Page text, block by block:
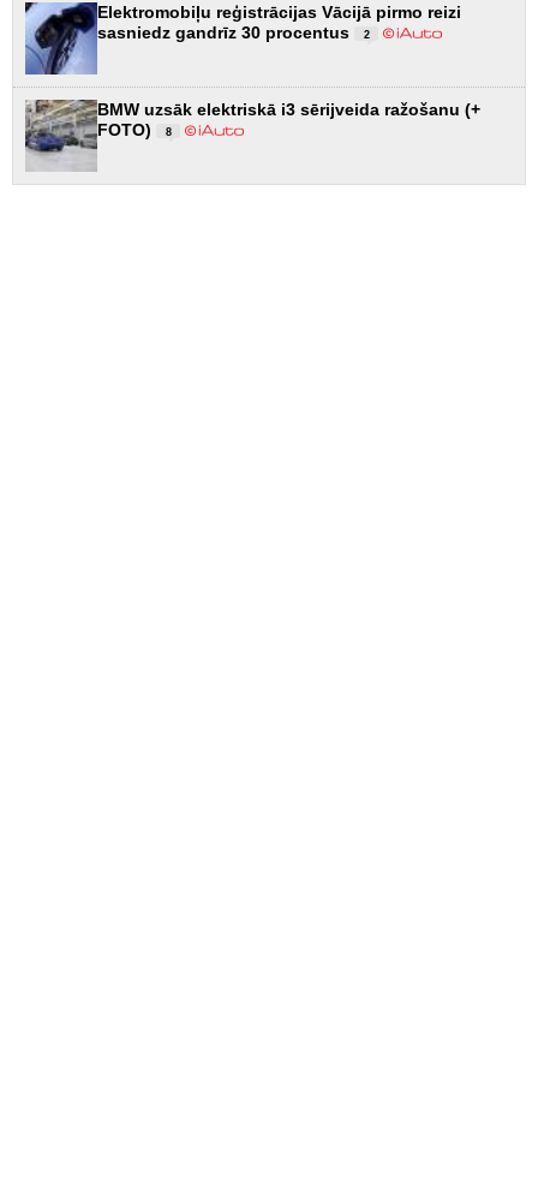
Elektromobiļu reģistrācijas Vācijā pirmo reizi
sasniedz gandrīz 30 procentus
2
BMW uzsāk elektriskā i3 sērijveida ražošanu (+
FOTO)
8